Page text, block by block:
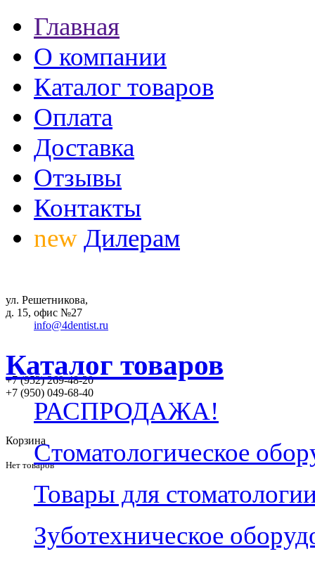
Главная
О компании
Каталог товаров
Оплата
Доставка
Отзывы
Контакты
new Дилерам
ул. Решетникова,
д. 15, офис №27
info@4dentist.ru
+7 (952) 269-48-20
‪+7 (950) 049-68-40
Корзина
Нет товаров
Каталог товаров
РАСПРОДАЖА!
Стоматологическое
Товары для
Зуботехническое